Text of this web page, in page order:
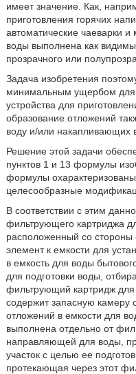
имеет значение. Как,
приготовления горячих
автоматические чаеварки и
воды выполнена как
прозрачного или
Задача изобретения
минимальным ущербом для
устройства для
образование отложений
воду и/или накапливающих
Решение этой задачи
пунктов 1 и 13 формулы
формулы
целесообразные
В соответствии с этим
фильтрующего картриджа
расположенный со
элемент к емкости для
в емкость для воды
для подготовки воды,
фильтрующий картридж для
содержит запасную камеру
отложений в емкости для
выполнена отдельно от
направляющей для воды,
участок с целью ее
протекающая через этот